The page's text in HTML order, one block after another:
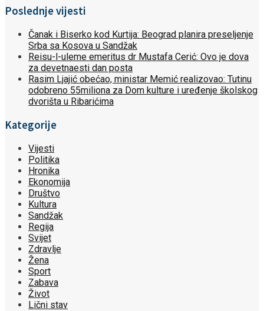
Poslednje vijesti
Čanak i Biserko kod Kurtija: Beograd planira preseljenje
Srba sa Kosova u Sandžak
Reisu-l-uleme emeritus dr Mustafa Cerić: Ovo je dova
za devetnaesti dan posta
Rasim Ljajić obećao, ministar Memić realizovao: Tutinu
odobreno 55miliona za Dom kulture i uređenje školskog
dvorišta u Ribarićima
Kategorije
Vijesti
Politika
Hronika
Ekonomija
Društvo
Kultura
Sandžak
Regija
Svijet
Zdravlje
Žena
Sport
Zabava
Život
Lični stav